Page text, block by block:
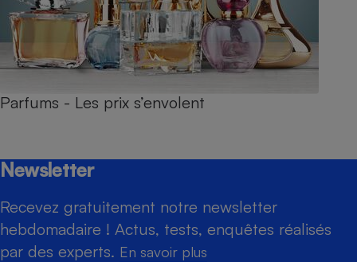
Parfums - Les prix s’envolent
Newsletter
Recevez gratuitement notre newsletter
hebdomadaire ! Actus, tests, enquêtes réalisés
par des experts. En savoir plus